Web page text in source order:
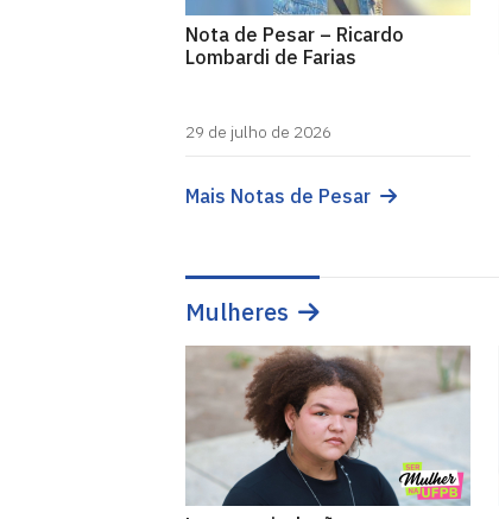
Nota de Pesar – Ricardo
Lombardi de Farias
29 de julho de 2026
Mais Notas de Pesar
Mulheres